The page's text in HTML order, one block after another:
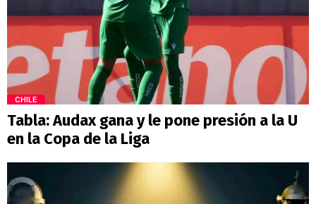
CHILE
Tabla: Audax gana y le pone presión a la U
en la Copa de la Liga